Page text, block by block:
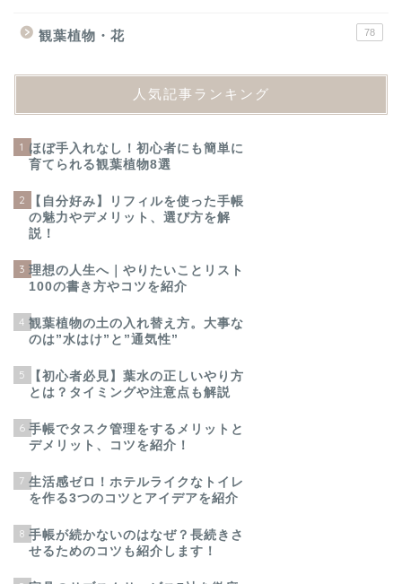
観葉植物・花 78
人気記事ランキング
1 ほぼ手入れなし！初心者にも簡単に
育てられる観葉植物8選
2
【自分好み】リフィルを使った手帳
の魅力やデメリット、選び方を解
説！
3 理想の人生へ｜やりたいことリスト
100の書き方やコツを紹介
4 観葉植物の土の入れ替え方。大事な
のは”水はけ”と”通気性”
5
【初心者必見】葉水の正しいやり方
とは？タイミングや注意点も解説
6 手帳でタスク管理をするメリットと
デメリット、コツを紹介！
7 生活感ゼロ！ホテルライクなトイレ
を作る3つのコツとアイデアを紹介
8 手帳が続かないのはなぜ？長続きさ
せるためのコツも紹介します！